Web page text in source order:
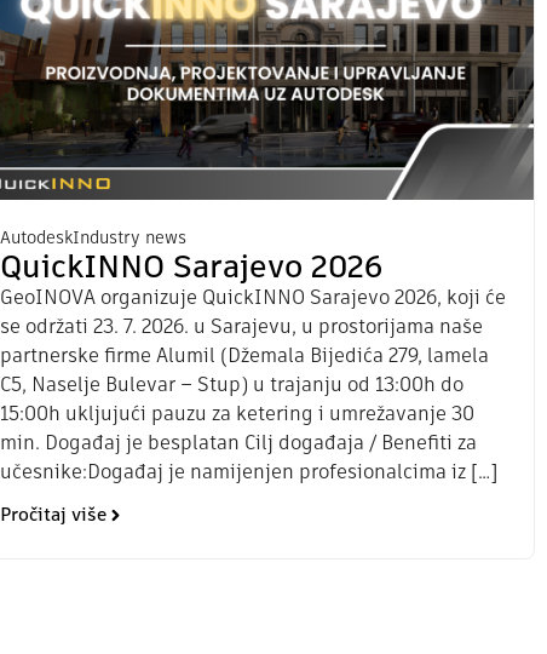
AutodeskIndustry news
QuickINNO Sarajevo 2026
GeoINOVA organizuje QuickINNO Sarajevo 2026, koji će
se održati 23. 7. 2026. u Sarajevu, u prostorijama naše
partnerske firme Alumil (Džemala Bijedića 279, lamela
C5, Naselje Bulevar – Stup) u trajanju od 13:00h do
15:00h ukljujući pauzu za ketering i umrežavanje 30
min. Događaj je besplatan Cilj događaja / Benefiti za
učesnike:Događaj je namijenjen profesionalcima iz […]
Pročitaj više